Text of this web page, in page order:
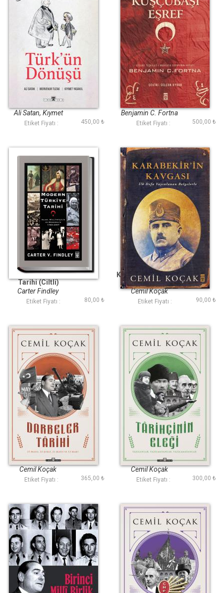
Türkün Dönüşü
Ali Satan, Kıymet
Yasavul, Mervenur
Etiket Fiyatı : 450,00 ₺
Kuşçubaşı Eşref
(Benjamin Fortna)
Benjamin C. Fortna
Etiket Fiyatı : 500,00 ₺
Modern Türkiye
Tarihi (Ciltli)
Carter Findley
Etiket Fiyatı : 80,00 ₺
Karabekir'in Kavgası
(Ciltli)
Cemil Koçak
Etiket Fiyatı : 90,00 ₺
Darbeler Tarihi
Cemil Koçak
Etiket Fiyatı : 365,00 ₺
Tarihçinin Eleği
Cemil Koçak
Etiket Fiyatı : 300,00 ₺